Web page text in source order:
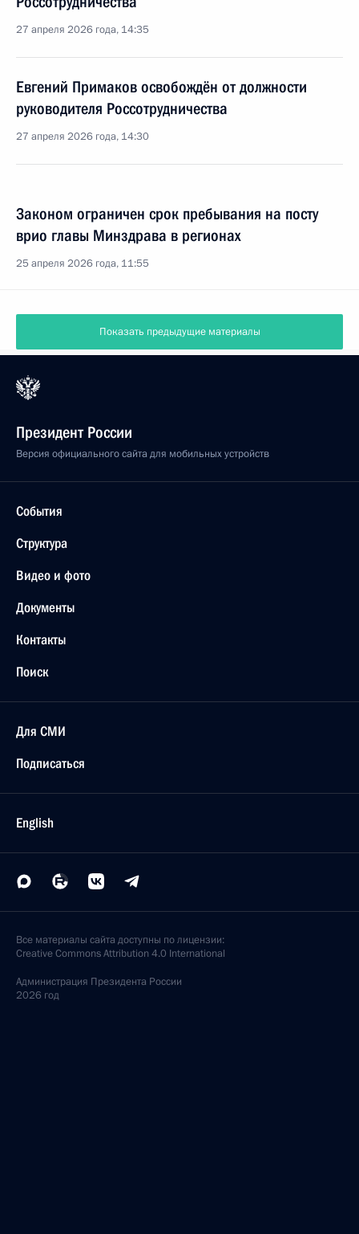
27 апреля 2026 года, 14:35
Евгений Примаков освобождён от должности
руководителя Россотрудничества
27 апреля 2026 года, 14:30
Законом ограничен срок пребывания на посту
врио главы Минздрава в регионах
25 апреля 2026 года, 11:55
Показать предыдущие материалы
Президент России
Версия официального сайта для мобильных устройств
События
Структура
Видео и фото
Документы
Контакты
Поиск
Для СМИ
Подписаться
English
Все материалы сайта доступны по лицензии:
Creative Commons Attribution 4.0 International
Администрация Президента России
2026 год